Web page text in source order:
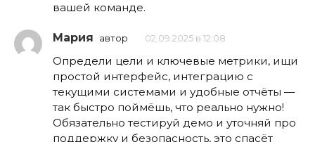
вашей команде.
Мария автор 02.09.2025 в 12:08
Определи цели и ключевые метрики, ищи
простой интерфейс, интеграцию с
текущими системами и удобные отчёты —
так быстро поймёшь, что реально нужно!
Обязательно тестируй демо и уточняй про
поддержку и безопасность, это спасёт